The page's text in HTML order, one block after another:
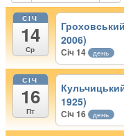
СІЧ
14
Ср
2006)
Січ 14 день
СІЧ
16
Пт
1925)
Січ 16 день